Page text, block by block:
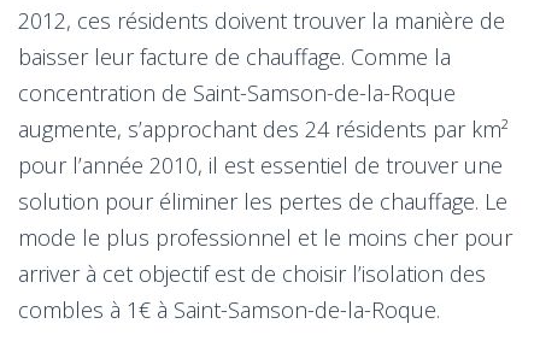
2012, ces résidents doivent trouver la manière de
baisser leur facture de chauffage. Comme la
concentration de Saint-Samson-de-la-Roque
augmente, s’approchant des 24 résidents par km²
pour l’année 2010, il est essentiel de trouver une
solution pour éliminer les pertes de chauffage. Le
mode le plus professionnel et le moins cher pour
arriver à cet objectif est de choisir l’isolation des
combles à 1€ à Saint-Samson-de-la-Roque.